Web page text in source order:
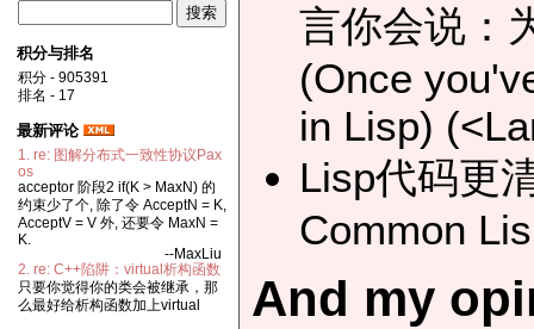
积分与排名
积分 - 905391
排名 - 17
最新评论
1. re: 图解分布式一致性协议Pax
os
acceptor 阶段2 if(K > MaxN) 的
约束少了个, 除了令 AcceptN = K,
AcceptV = V 外, 还要令 MaxN =
K.
--MaxLiu
2. re: C++陷阱：virtual析构函数
只要你觉得你的类会被继承，那
么最好给析构函数加上virtual
言你会说：
(Once
in Lisp)
Lisp代码更
Common
And my